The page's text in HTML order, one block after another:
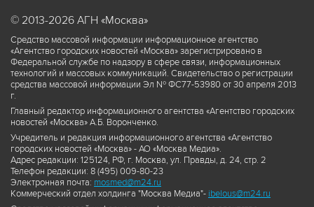
© 2013-2026 АГН «Москва»
Средство массовой информации информационное агентство
«Агентство городских новостей «Москва» зарегистрировано в
Федеральной службе по надзору в сфере связи, информационных
технологий и массовых коммуникаций. Свидетельство о регистрации
средства массовой информации Эл № ФС77-53980 от 30 апреля 2013
г.
Главный редактор информационного агентства «Агентство городских
новостей «Москва» А.Б. Воронченко.
Учредитель и редакция информационного агентства «Агентство
городских новостей «Москва» - АО «Москва Медиа».
Адрес редакции: 125124, РФ, г. Москва, ул. Правды, д. 24, стр. 2
Телефон редакции: 8 (495) 009-80-23
Электронная почта: mosmed@m24.ru
Коммерческий отдел холдинга "Москва Медиа"- ibelous@m24.ru